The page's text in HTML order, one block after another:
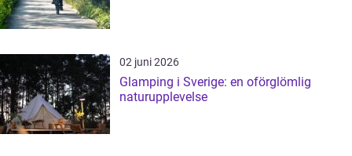
02 juni 2026
Glamping i Sverige: en oförglömlig
naturupplevelse